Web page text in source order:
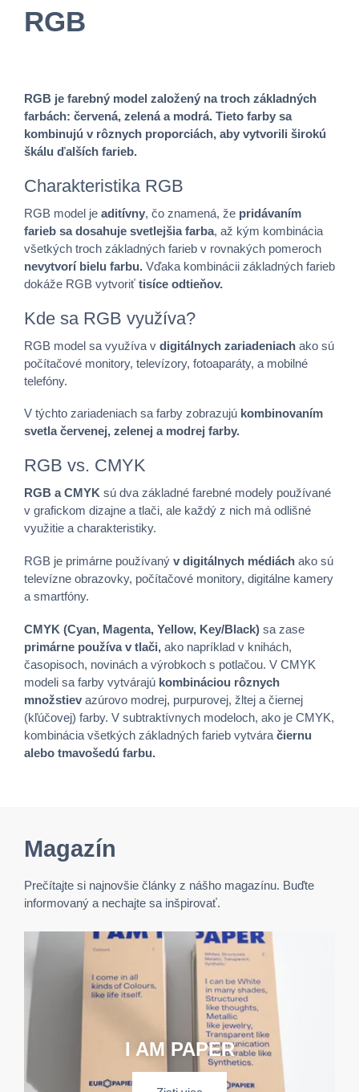
RGB
RGB je farebný model založený na troch základných
farbách: červená, zelená a modrá. Tieto farby sa
kombinujú v rôznych proporciách, aby vytvorili širokú
škálu ďalších farieb.
Charakteristika RGB
RGB model je aditívny, čo znamená, že pridávaním
farieb sa dosahuje svetlejšia farba, až kým kombinácia
všetkých troch základných farieb v rovnakých pomeroch
nevytvorí bielu farbu. Vďaka kombinácii základných farieb
dokáže RGB vytvoriť tisíce odtieňov.
Kde sa RGB využíva?
RGB model sa využíva v digitálnych zariadeniach ako sú
počítačové monitory, televízory, fotoaparáty, a mobilné
telefóny.
V týchto zariadeniach sa farby zobrazujú kombinovaním
svetla červenej, zelenej a modrej farby.
RGB vs. CMYK
RGB a CMYK sú dva základné farebné modely používané
v grafickom dizajne a tlači, ale každý z nich má odlišné
využitie a charakteristiky.
RGB je primárne používaný v digitálnych médiách ako sú
televízne obrazovky, počítačové monitory, digitálne kamery
a smartfóny.
CMYK (Cyan, Magenta, Yellow, Key/Black) sa zase
primárne používa v tlači, ako napríklad v knihách,
časopisoch, novinách a výrobkoch s potlačou. V CMYK
modeli sa farby vytvárajú kombináciou rôznych
množstiev azúrovo modrej, purpurovej, žltej a čiernej
(kľúčovej) farby. V subtraktívnych modeloch, ako je CMYK,
kombinácia všetkých základných farieb vytvára čiernu
alebo tmavošedú farbu.
Magazín
Prečítajte si najnovšie články z nášho magazínu. Buďte
informovaný a nechajte sa inšpirovať.
I AM PAPER